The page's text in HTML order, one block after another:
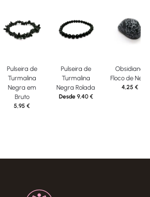
Pulseira de
Turmalina
Negra em
Bruto
5,95€
Pulseira de
Turmalina
Negra Rolada
Desde 9,40 €
Obsidiana
Floco de Neve
4,25 €